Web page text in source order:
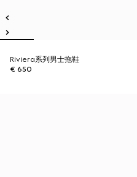
Riviera系列男士拖鞋
€ 650